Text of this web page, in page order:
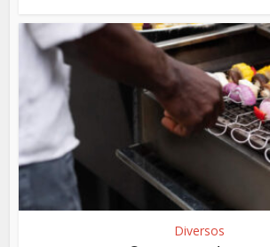
Diversos